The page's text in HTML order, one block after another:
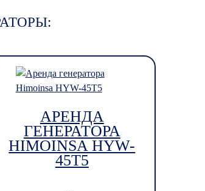
АРЕНДА
ГЕНЕРАТОРА
HIMOINSA HYW-
45T5